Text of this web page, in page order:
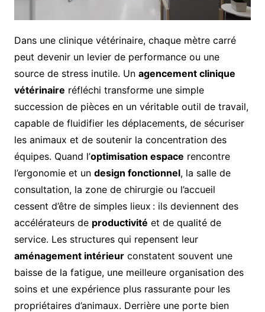
Dans une clinique vétérinaire, chaque mètre carré
peut devenir un levier de performance ou une
source de stress inutile. Un agencement clinique
vétérinaire réfléchi transforme une simple
succession de pièces en un véritable outil de travail,
capable de fluidifier les déplacements, de sécuriser
les animaux et de soutenir la concentration des
équipes. Quand l’optimisation espace rencontre
l’ergonomie et un design fonctionnel, la salle de
consultation, la zone de chirurgie ou l’accueil
cessent d’être de simples lieux : ils deviennent des
accélérateurs de productivité et de qualité de
service. Les structures qui repensent leur
aménagement intérieurconstatent souvent une
baisse de la fatigue, une meilleure organisation des
soins et une expérience plus rassurante pour les
propriétaires d’animaux. Derrière une porte bien